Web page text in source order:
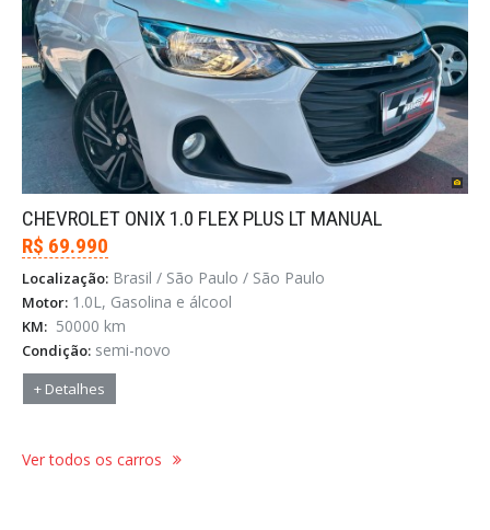
CHEVROLET ONIX 1.0 FLEX PLUS LT MANUAL
R$ 69.990
Localização: Brasil / São Paulo / São Paulo
Motor: 1.0L, Gasolina e álcool
KM: 50000 km
Condição: semi-novo
+ Detalhes
Ver todos os carros